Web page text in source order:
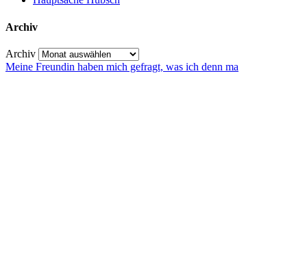
Archiv
Archiv
Meine Freundin haben mich gefragt, was ich denn ma